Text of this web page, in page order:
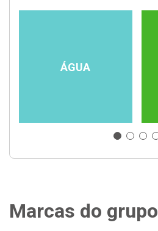
ÁGUA
Marcas do grupo